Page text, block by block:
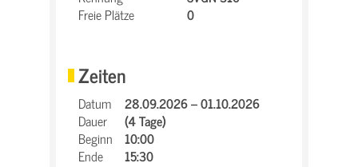
Freie Plätze
0
Zeiten
Datum
28.09.2026 – 01.10.2026
Dauer
(4 Tage)
Beginn
10:00
Ende
15:30